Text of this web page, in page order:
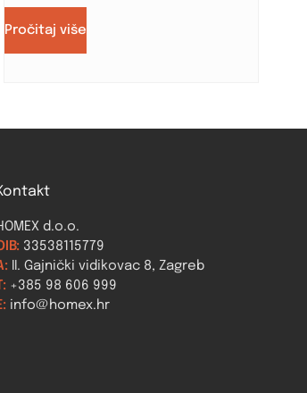
Pročitaj više
d.o.o.
33538115779
II. Gajnički vidikovac 8, Zagreb
+385 98 606 999
info@homex.hr